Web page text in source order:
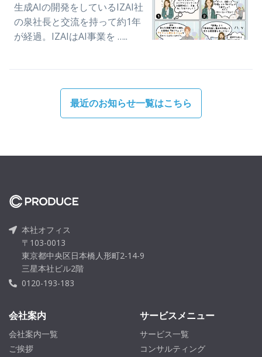
生成AIの開発をしているIZAI社
の泉社長と交流を持って約1年
が経過。IZAIはAI事業を …..
最近のお知らせ一覧はこちら
本社オフィス
〒103-0013
東京都中央区日本橋人形町2-14-9
三星本社ビル2階
0120-193-183
会社案内
会社案内一覧
ご挨拶
サービスメニュー
サービス一覧
コンサルティング